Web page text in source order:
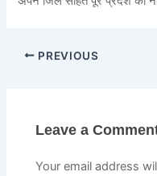
PREVIOUS
Leave a
Your email address